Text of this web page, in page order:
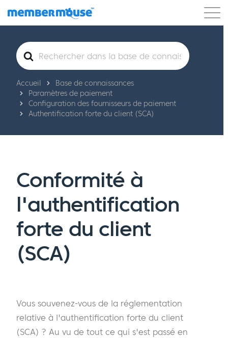
Caractéristiques Clients Tarification
Commencer
Rechercher
Accueil
Base de connaissances
Paramètres de paiement
Configuration des fournisseurs de paiement
Authentification forte du client (SCA)
Conformité à
l'authentification
forte du client
(SCA)
Vous souvenez-vous de la réglementation
relative à l'authentification forte du client
(SCA) ? Au vu de tout ce qui s'est passé en